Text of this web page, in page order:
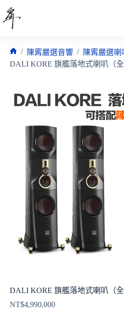
至
首
/ 陳寗嚴選音響 / 陳寗嚴選喇
DALI KORE 旗艦落地式喇叭（全
DALI KORE 旗艦落地式喇叭（全
NT$4,990,000